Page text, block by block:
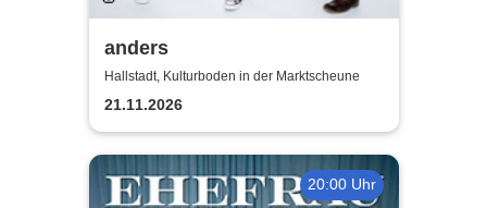
anders
Hallstadt, Kulturboden in der Marktscheune
21.11.2026
20:00 Uhr